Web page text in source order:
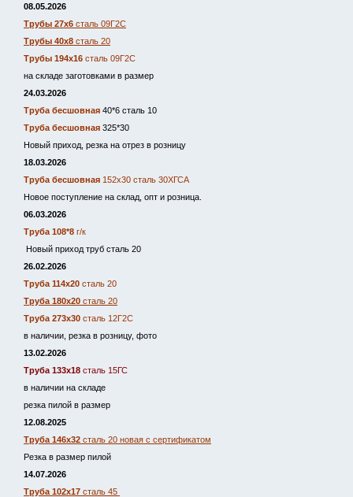
08.05.2026
Трубы 27х6 сталь 09Г2С
Трубы 40х8 сталь 20
Трубы 194х16 сталь 09Г2С
на складе заготовками в размер
24.03.2026
Труба бесшовная 40*6 сталь 10
Труба бесшовная 325*30
Новый приход, резка на отрез в розницу
18.03.2026
Труба бесшовная 152х30 сталь 30ХГСА
Новое поступление на склад, опт и розница.
06.03.2026
Труба 108*8 г/к
Новый приход труб сталь 20
26.02.2026
Труба 114х20 сталь 20
Труба 180х20 сталь 20
Труба 273х30 сталь 12Г2С
в наличии, резка в розницу, фото
13.02.2026
Труба 133х18 сталь 15ГС
в наличии на складе
резка пилой в размер
12.08.2025
Труба 146х32 сталь 20 новая с сертификатом
Резка в размер пилой
14.07.2026
Труба 102х17 сталь 45